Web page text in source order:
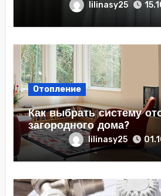
lilinasy25
Отопление
Как выбрать систему
загородного дома?
lilinasy25